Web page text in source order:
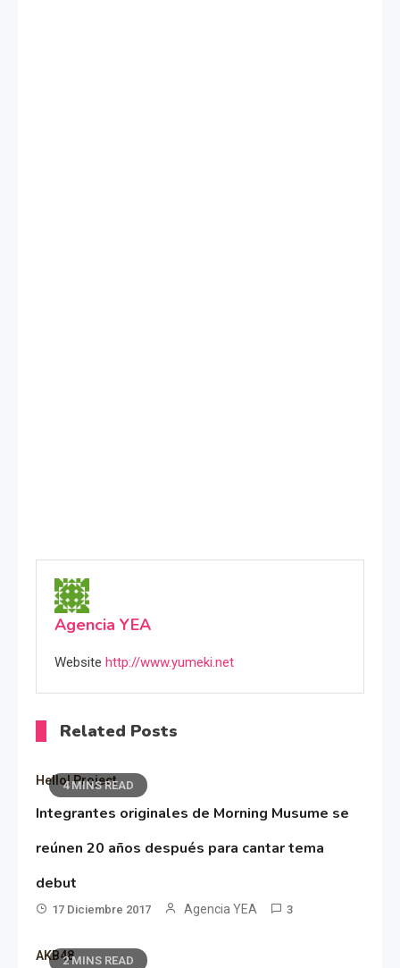
Agencia YEA
Website http://www.yumeki.net
Related Posts
4 MINS READ
Hello! Project
Integrantes originales de Morning Musume se
reúnen 20 años después para cantar tema
debut
17 Diciembre 2017 Agencia YEA 3
2 MINS READ
AKB48